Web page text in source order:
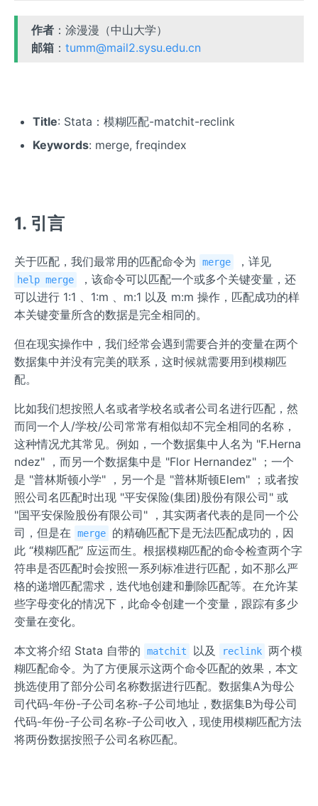
作者 ：涂漫漫（中山大学）
邮箱 ：tumm@mail2.sysu.edu.cn
Title: Stata：模糊匹配-matchit-reclink
Keywords: merge, freqindex
1. 引言
关于匹配，我们最常用的匹配命令为 merge ，详见
help merge
，该命令可以匹配一个或多个关键变量，还
可以进行 1:1 、1:m 、m:1 以及 m:m 操作，匹配成功的样
本关键变量所含的数据是完全相同的。
但在现实操作中，我们经常会遇到需要合并的变量在两个
数据集中并没有完美的联系，这时候就需要用到模糊匹
配。
比如我们想按照人名或者学校名或者公司名进行匹配，然
而同一个人/学校/公司常常有相似却不完全相同的名称，
这种情况尤其常见。例如，一个数据集中人名为 "F.Herna
ndez" ，而另一个数据集中是 "Flor Hernandez" ；一个
是 "普林斯顿小学" ，另一个是 "普林斯顿Elem" ；或者按
照公司名匹配时出现 "平安保险(集团)股份有限公司" 或
"国平安保险股份有限公司" ，其实两者代表的是同一个公
司，但是在
merge
的精确匹配下是无法匹配成功的，因
此 “模糊匹配” 应运而生。根据模糊匹配的命令检查两个字
符串是否匹配时会按照一系列标准进行匹配，如不那么严
格的递增匹配需求，迭代地创建和删除匹配等。在允许某
些字母变化的情况下，此命令创建一个变量，跟踪有多少
变量在变化。
本文将介绍 Stata 自带的 matchit 以及 reclink 两个模
糊匹配命令。为了方便展示这两个命令匹配的效果，本文
挑选使用了部分公司名称数据进行匹配。数据集A为母公
司代码-年份-子公司名称-子公司地址，数据集B为母公司
代码-年份-子公司名称-子公司收入，现使用模糊匹配方法
将两份数据按照子公司名称匹配。